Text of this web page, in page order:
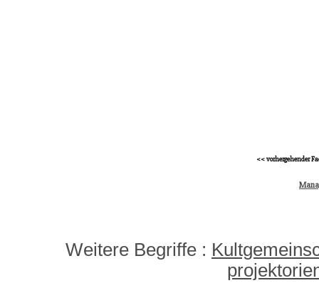
<< vorhergehender
Weitere Begriffe :